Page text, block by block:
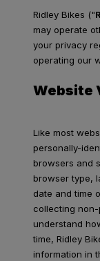
Ridley Bikes ("
may operate
your privacy
operating our
Website
Like most
personally-
browsers and
browser type,
date and time
collecting
understand
time, Ridley
information in